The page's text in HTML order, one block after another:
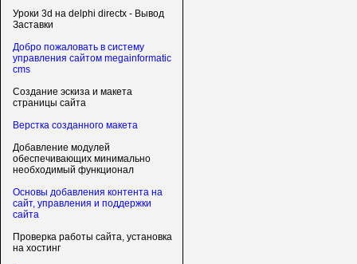
Уроки 3d на delphi directx - Вывод
Заставки
Добро пожаловать в систему
управления сайтом megainformatic
cms
Создание эскиза и макета
страницы сайта
Верстка созданного макета
Добавление модулей
обеспечивающих минимально
необходимый функционал
Основы добавления контента на
сайт, управления и поддержки
сайта
Проверка работы сайта, установка
на хостинг